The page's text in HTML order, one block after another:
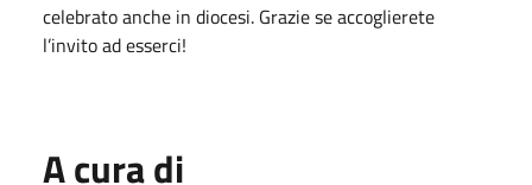
celebrato anche in diocesi. Grazie se accoglierete
l’invito ad esserci!
A cura di